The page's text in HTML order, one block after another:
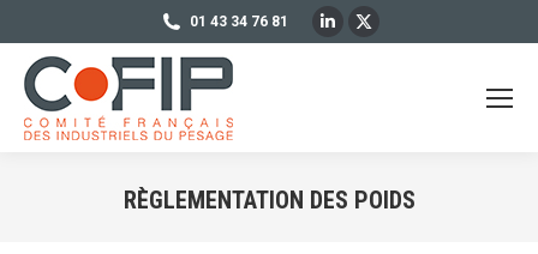
01 43 34 76 81
LinkedIn
page
X
page
RÈGLEMENTATION DES POIDS